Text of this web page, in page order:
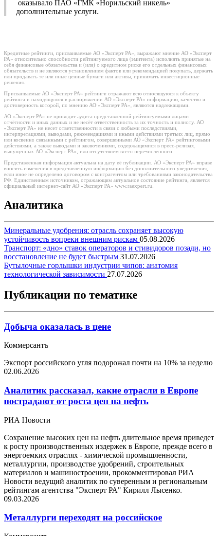
оказывало ПАО «ГМК «Норильский никель»
дополнительные услуги.
Кредитные рейтинги, присваиваемые АО «Эксперт РА», выражают мнение АО «Эксперт
РА» относительно способности рейтингуемого лица (эмитента) исполнять принятые на
себя финансовые обязательства и (или) о кредитном риске его отдельных финансовых
обязательств и не являются установлением фактов или рекомендацией покупать, держать
или продавать те или иные ценные бумаги или активы, принимать инвестиционные
решения.
Присваиваемые АО «Эксперт РА» рейтинги отражают всю относящуюся к объекту
рейтинга и находящуюся в распоряжении АО «Эксперт РА» информацию, качество и
достоверность которой, по мнению АО «Эксперт РА», являются надлежащими.
АО «Эксперт РА» не проводит аудита представленной рейтингуемыми лицами
отчётности и иных данных и не несёт ответственность за их точность и полноту. АО
«Эксперт РА» не несет ответственности в связи с любыми последствиями,
интерпретациями, выводами, рекомендациями и иными действиями третьих лиц, прямо
или косвенно связанными с рейтингом, совершенными АО «Эксперт РА» рейтинговыми
действиями, а также выводами и заключениями, содержащимися в пресс-релизах,
выпущенных АО «Эксперт РА», или отсутствием всего перечисленного.
Представленная информация актуальна на дату её публикации. АО «Эксперт РА» вправе
вносить изменения в представленную информацию без дополнительного уведомления,
если иное не определено договором с контрагентом или требованиями законодательства
РФ. Единственным источником, отражающим актуальное состояние рейтинга, является
официальный интернет-сайт АО «Эксперт РА» www.raexpert.ru.
Аналитика
Минеральные удобрения: отрасль сохраняет высокую
устойчивость вопреки внешним рискам 05.08.2026
Транспорт: «дно» ставок операторов и стивидоров позади, но
восстановление не будет быстрым 31.07.2026
Бутылочные горлышки индустрии чипов: анатомия
технологической зависимости 27.07.2026
Публикации по тематике
Добыча оказалась в цене
Коммерсантъ
Экспорт российского угля подорожал почти на 10% за неделю
02.06.2026
Аналитик рассказал, какие отрасли в Европе
пострадают от роста цен на нефть
РИА Новости
Сохранение высоких цен на нефть длительное время приведет
к росту производственных издержек в Европе, прежде всего в
энергоемких отраслях - химической промышленности,
металлургии, производстве удобрений, строительных
материалов и машиностроении, прокомментировал РИА
Новости ведущий аналитик по суверенным и региональным
рейтингам агентства "Эксперт РА" Кирилл Лысенко.
09.03.2026
Металлурги переходят на российское